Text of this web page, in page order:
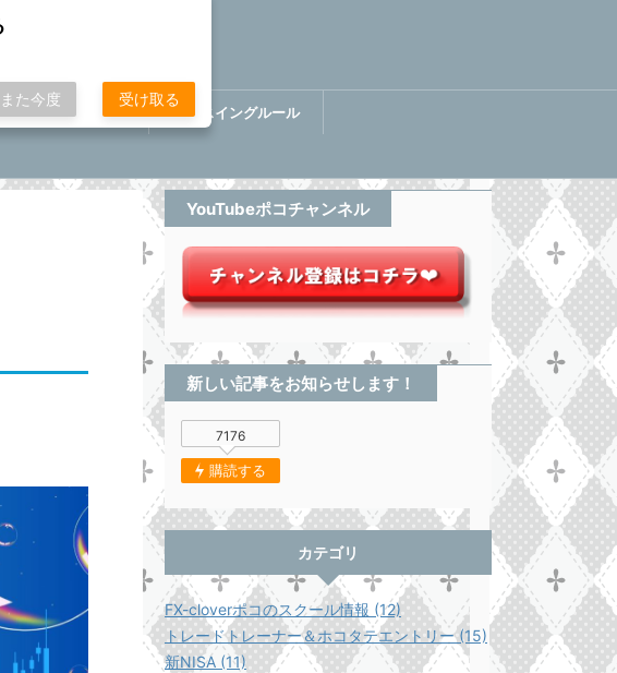
コニカルマスター講 ぷちスイングルール
トレード】
YouTubeポコチャンネル
新しい記事をお知らせします！
7176
購読する
カテゴリ
FX-cloverポコのスクール情報 (12)
トレードトレーナー＆ホコタテエントリー (15)
新NISA (11)
また今度 受け取る